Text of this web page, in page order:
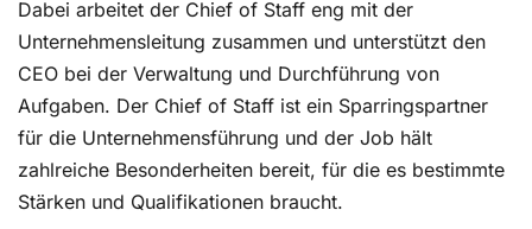
Dabei arbeitet der Chief of Staff eng mit der
Unternehmensleitung zusammen und unterstützt den
CEO bei der Verwaltung und Durchführung von
Aufgaben. Der Chief of Staff ist ein Sparringspartner
für die Unternehmensführung und der Job hält
zahlreiche Besonderheiten bereit, für die es bestimmte
Stärken und Qualifikationen braucht.